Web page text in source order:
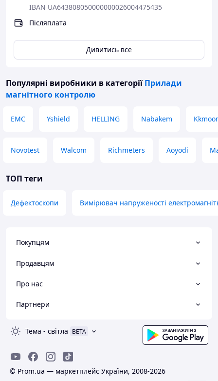
IBAN UA643808050000000026004475435
Післяплата
Дивитись все
Популярні виробники в категорії Прилади
магнітного контролю
EMC Yshield HELLING Nabakem
Novotest Walcom Richmeters Aoyodi
ТОП теги
Дефектоскопи Вимірювач напруженості
Покупцям
Продавцям
Про нас
Партнери
Тема - світла BETA
© Prom.ua — маркетплейс України, 2008-2026